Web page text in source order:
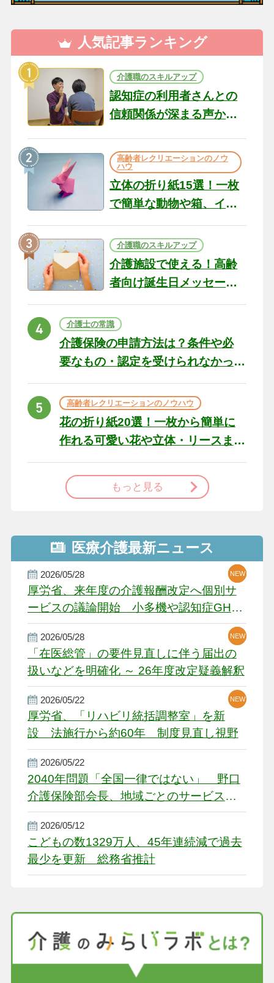
人気記事ランキング
介護職のスキルアップ
認知症の利用者さんとの
信頼関係が深まる声かけ
の現場から（22）
高齢者レクリエーションのノウ
ハウ
立体の折り紙15選！一枚
で簡単な動物や箱、イン
介護職のスキルアップ
介護施設で使える！高齢
者向け誕生日メッセージ
ト
介護士の常識
介護保険の申請方法は？条件や必
要なもの・認定を受けられなかっ
高齢者レクリエーションのノウハウ
花の折り紙20選！一枚から簡単に
作れる可愛い花や立体・リースま
もっと見る
医療介護最新ニュース
2026/05/28
厚労省、来年度の介護報酬改定へ個別サ
ービスの議論開始 小多機や認知症GH、
厳しい経営環境に危機感
NEW
NEW
NEW
2026/05/28
「在医総管」の要件見直しに伴う届出の
扱いなどを明確化 ～ 26年度改定疑義解釈
NEW
NEW
2026/05/22
厚労省、「リハビリ統括調整室」を新
設 法施行から約60年 制度見直し視野
NEW
2026/05/22
2040年問題「全国一律ではない」 野口
介護保険部会長、地域ごとのサービス基
盤整備を促す
2026/05/12
こどもの数1329万人、45年連続減で過去
最少を更新 総務省推計